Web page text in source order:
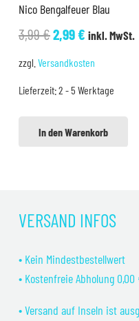
Nico Bengalfeuer Blau
3,99€Ursprünglicher
3,99 €
2,99€Aktueller
2,99 €.
inkl. MwSt.
zzgl. Versandkosten
Lieferzeit:2 - 5 Werktage
In den Warenkorb
VERSAND INFOS
• Kein Mindestbestellwert
• Kostenfreie Abholung 0,00
• Versand auf Inseln ist